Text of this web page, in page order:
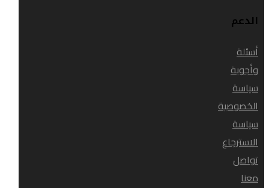
الدعم
أسئلة
وأجوبة
سياسة
الخصوصية
سياسة
الاسترجاع
تواصل
معنا